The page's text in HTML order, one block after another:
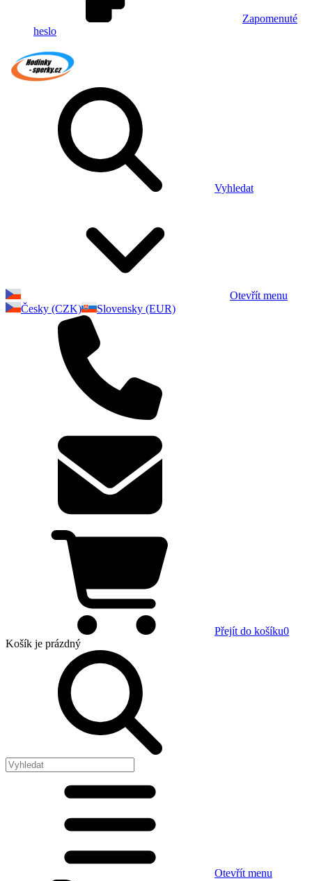
Zapomenuté
heslo
Vyhledat
Otevřít menu
Česky (CZK)
Slovensky (EUR)
Přejít do košíku0
Košík je prázdný
Otevřít menu